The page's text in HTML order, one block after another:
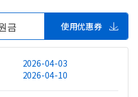
금 使用优惠券
2026-04-03
2026-04-10